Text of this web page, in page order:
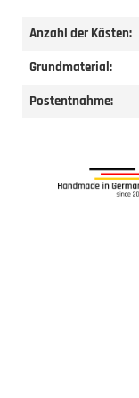
Anzahl der Kästen:
Grundmaterial:
Postentnahme: